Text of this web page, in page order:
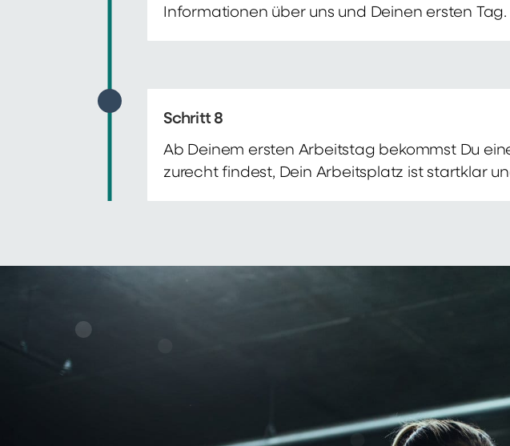
Informationen über uns und Deinen ersten Tag.
Schritt 8
Ab Deinem ersten Arbeitstag bekommst Du
zurecht findest, Dein Arbeitsplatz ist startklar